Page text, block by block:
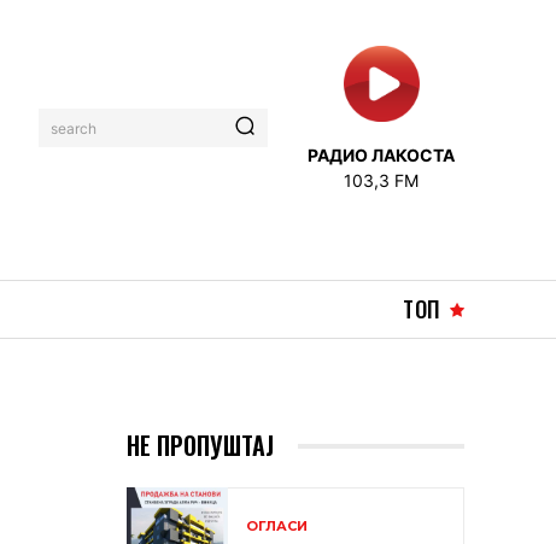
search
РАДИО ЛАКОСТА
103,3 FM
ТОП
НЕ ПРОПУШТАЈ
ОГЛАСИ